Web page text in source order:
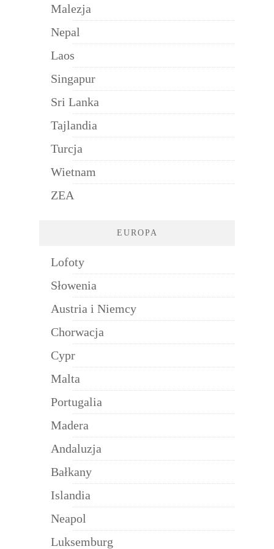
Malezja
Nepal
Laos
Singapur
Sri Lanka
Tajlandia
Turcja
Wietnam
ZEA
EUROPA
Lofoty
Słowenia
Austria i Niemcy
Chorwacja
Cypr
Malta
Portugalia
Madera
Andaluzja
Bałkany
Islandia
Neapol
Luksemburg